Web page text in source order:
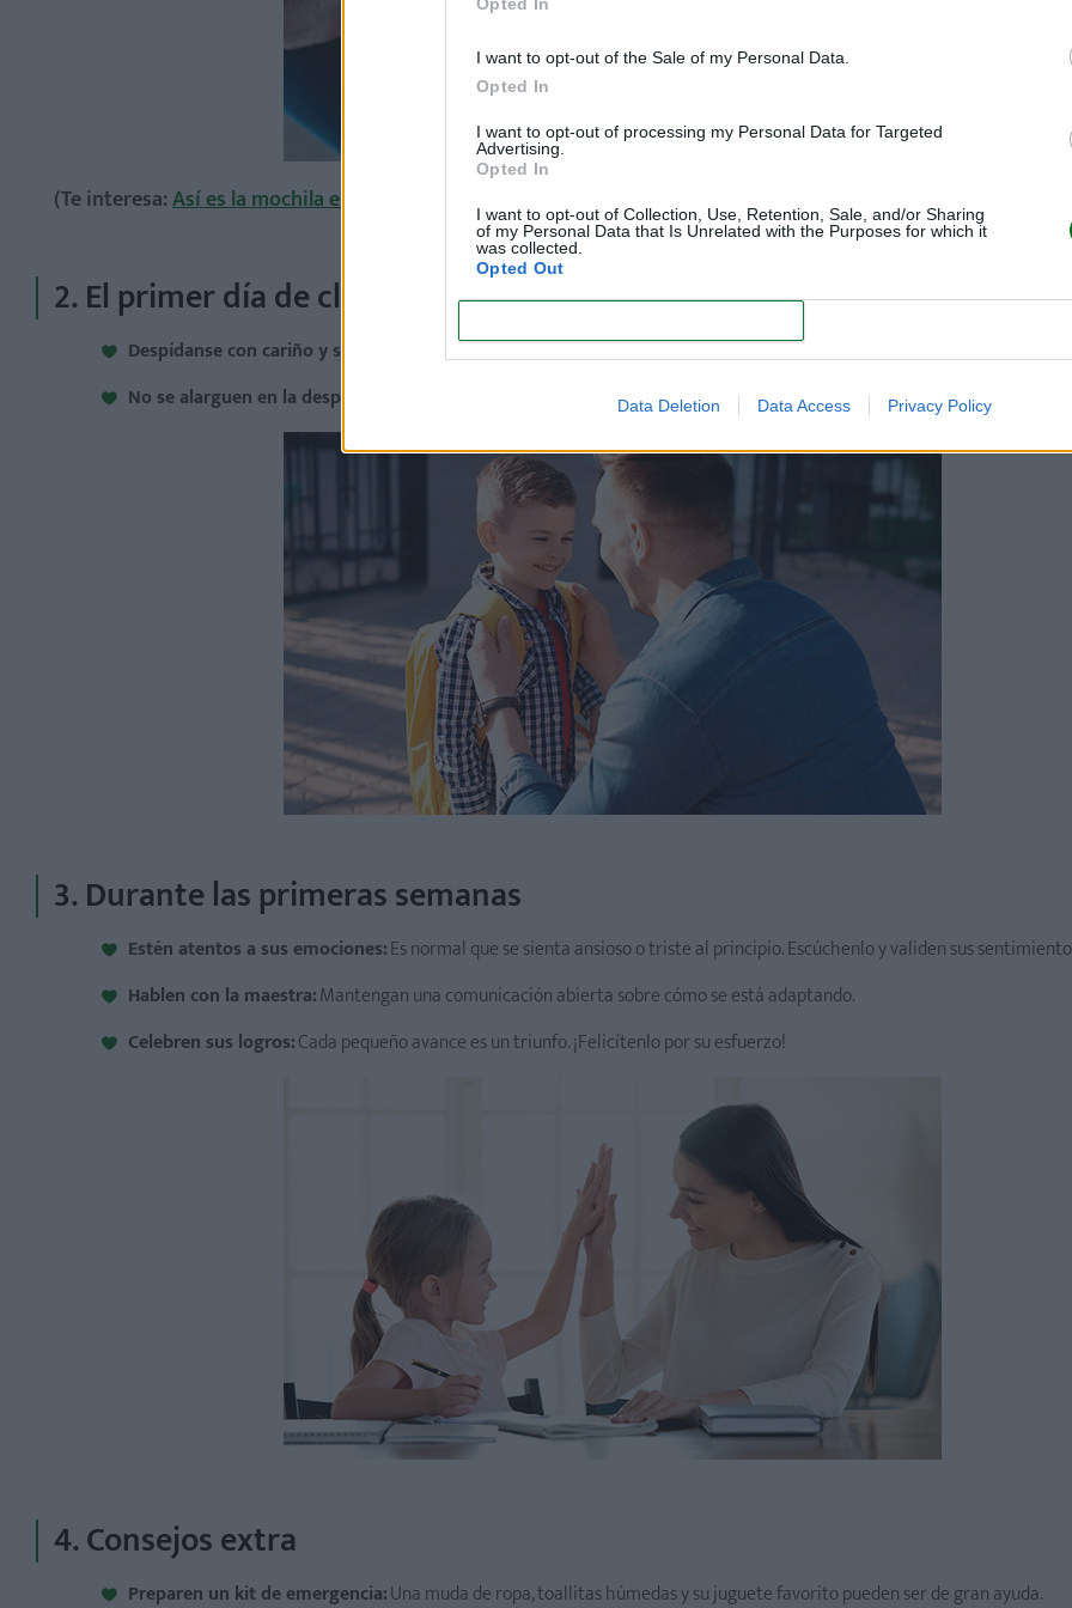
I want to opt-out of the Sale of my Personal Data.
Opted In
I want to opt-out of processing my Personal Data for Targeted
Advertising.
Opted In
I want to opt-out of Collection, Use, Retention, Sale, and/or Sharing
of my Personal Data that Is Unrelated with the Purposes for which it
was collected.
Opted Out
Data Deletion Data Access Privacy Policy
(Te interesa:Así es la mochila escolar adecuada para el nuevo ciclo escolar
2. El primer día de clases
Despídanse con cariño y seguridad:
Un abrazo y un beso, junto con palabras de aliento, le darán la confianza que
No se alarguen en la despedida:
Aunque cueste, es mejor ser breve y firme. ¡Su hijo estará bien!
3. Durante las primeras semanas
Estén atentos a sus emociones:Es normal que se sienta ansioso o triste al principio. Escúchenlo y validen sus
Hablen con la maestra:Mantengan una comunicación abierta sobre cómo se está adaptando.
Celebren sus logros:Cada pequeño avance es un triunfo. ¡Felicítenlo por su esfuerzo!
4. Consejos extra
Preparen un kit de emergencia:Una muda de ropa, toallitas húmedas y su juguete favorito pueden ser de gran ayuda.